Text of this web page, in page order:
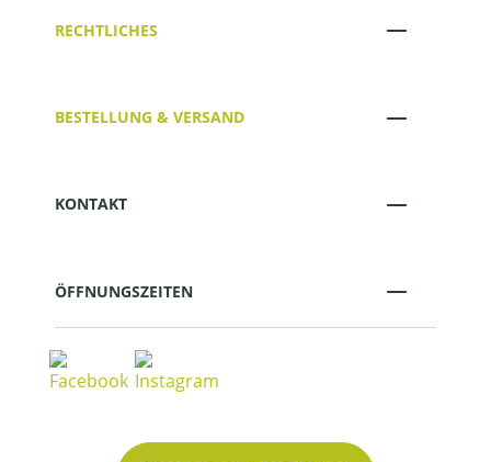
RECHTLICHES
BESTELLUNG & VERSAND
KONTAKT
ÖFFNUNGSZEITEN